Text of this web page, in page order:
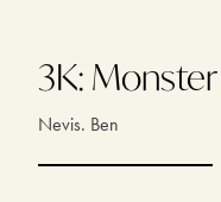
3K:
Nevis. Ben